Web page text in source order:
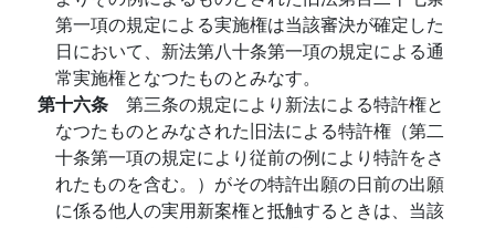
第一項の規定による実施権は当該審決が確定した
日において、新法第八十条第一項の規定による通
常実施権となつたものとみなす。
第十六条 第三条の規定により新法による特許権と
なつたものとみなされた旧法による特許権（第二
十条第一項の規定により従前の例により特許をさ
れたものを含む。）がその特許出願の日前の出願
に係る他人の実用新案権と抵触するときは、当該